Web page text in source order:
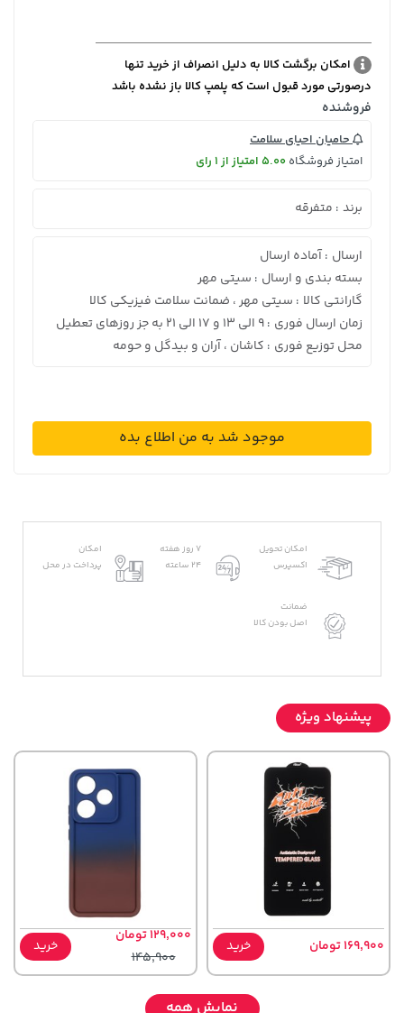
امکان برگشت کالا به دلیل انصراف از خرید تنها
درصورتی مورد قبول است که پلمپ کالا باز نشده باشد
فروشنده
حامیان احیای سلامت
امتیاز فروشگاه 5.00 امتیاز از 1 رای
برند : متفرقه
ارسال : آماده ارسال
بسته بندی و ارسال : سیتی مهر
گارانتی کالا : سیتی مهر ، ضمانت سلامت فیزیکی کالا
زمان ارسال فوری : 9 الی 13 و 17 الی 21 به جز روزهای تعطیل
محل توزیع فوری : کاشان ، آران و بیدگل و حومه
موجود شد به من اطلاع بده
امکان تحویل
اکسپرس
7 روز هفته
24 ساعته
امکان
پرداخت در محل
ضمانت
اصل بودن کالا
پیشنهاد ویژه
169,900 تومان خرید
129,000 تومان
145,900
خرید
نمایش همه